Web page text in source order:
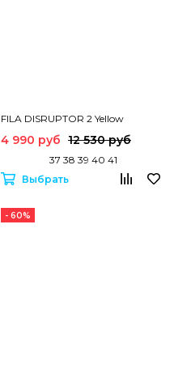
FILA DISRUPTOR 2 Yellow
4 990 руб 12 530 руб
37 38 39 40 41
Выбрать
- 60%